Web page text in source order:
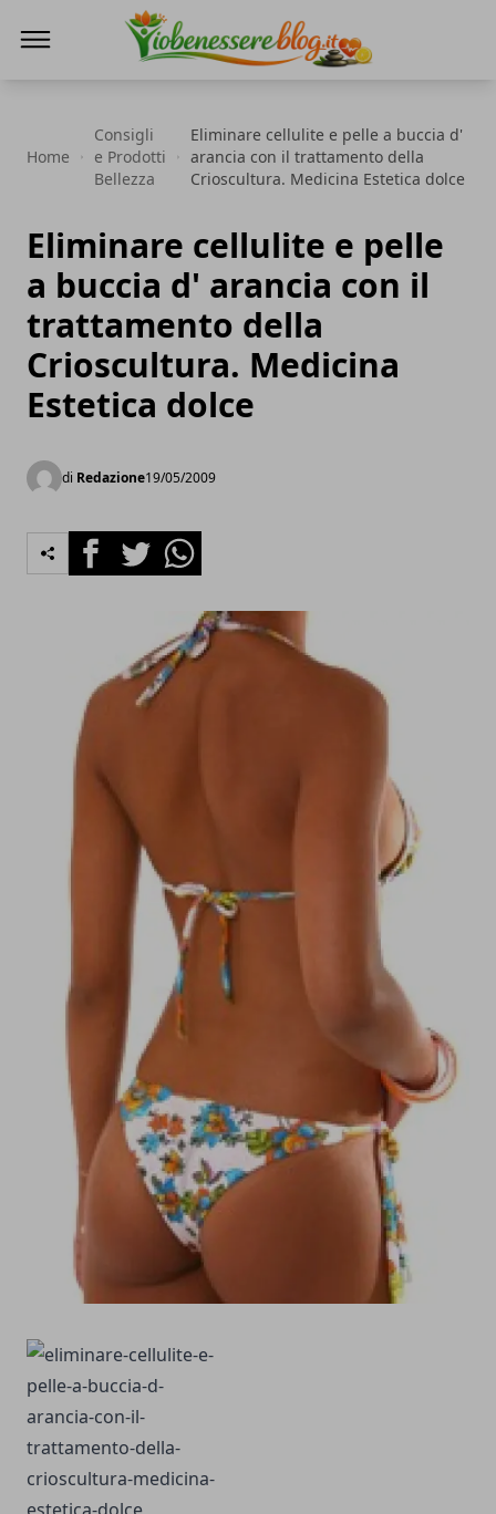
Home
Consigli
e Prodotti
Bellezza
Eliminare cellulite e pelle a buccia d'
arancia con il trattamento della
Crioscultura. Medicina Estetica dolce
Eliminare cellulite e pelle
a buccia d' arancia con il
trattamento della
Crioscultura. Medicina
Estetica dolce
di Redazione19/05/2009
FacebookTwitterWhatsapp